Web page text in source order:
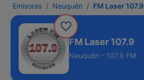
Emisoras Neuquén FM Laser 107.9
FM Laser 107.9
Neuquén - 107.9 FM